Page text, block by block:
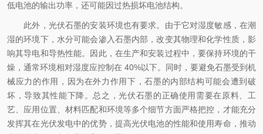
低电池的输出功率，还可能因过热损坏电池结构。
此外，光伏石墨的安装环境也有要求。由于它对湿度敏感，在潮
湿的环境下，水分可能会渗入石墨内部，改变其物理和化学性质，影
响其导电和导热性能。因此，在生产和安装过程中，要保持环境的干
燥，通常环境相对湿度应控制在 40%以下。同时，要避免石墨受到机
械应力的作用，因为在外力作用下，石墨的内部结构可能会遭到破
坏，导致其性能下降。总之，光伏石墨的正确使用需要在原料、工
艺、应用位置、材料匹配和环境等多个细节方面严格把控，才能充分
发挥其在光伏发电中的优势，提高光伏电池的性能和使用寿命，推动